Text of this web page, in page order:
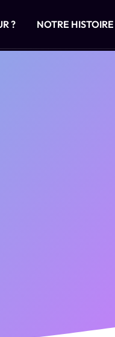
? NOTRE HISTOIRE